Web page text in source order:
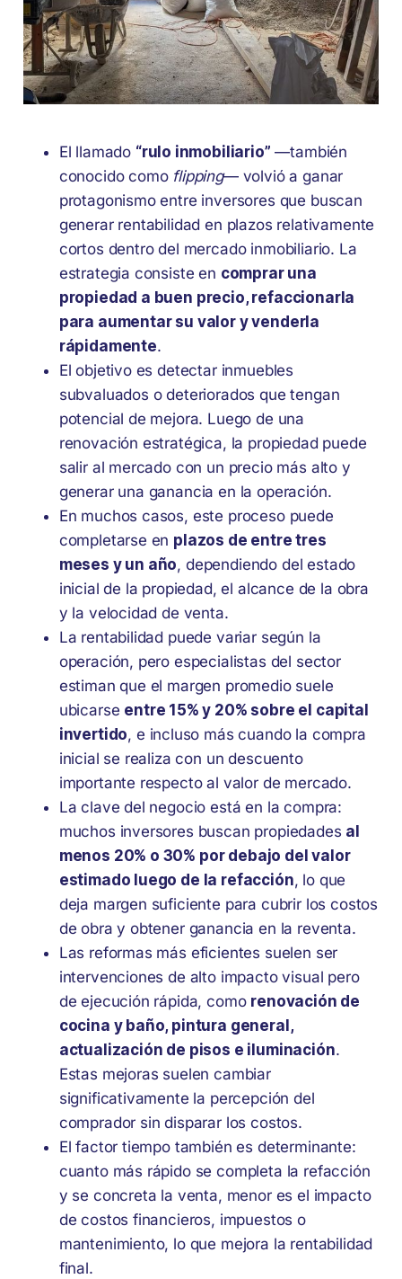
El llamado “rulo inmobiliario” —también
conocido como flipping— volvió a ganar
protagonismo entre inversores que buscan
generar rentabilidad en plazos relativamente
cortos dentro del mercado inmobiliario. La
estrategia consiste en comprar una
propiedad a buen precio, refaccionarla
para aumentar su valor y venderla
rápidamente.
El objetivo es detectar inmuebles
subvaluados o deteriorados que tengan
potencial de mejora. Luego de una
renovación estratégica, la propiedad puede
salir al mercado con un precio más alto y
generar una ganancia en la operación.
En muchos casos, este proceso puede
completarse en plazos de entre tres
meses y un año, dependiendo del estado
inicial de la propiedad, el alcance de la obra
y la velocidad de venta.
La rentabilidad puede variar según la
operación, pero especialistas del sector
estiman que el margen promedio suele
ubicarse entre 15% y 20% sobre el capital
invertido, e incluso más cuando la compra
inicial se realiza con un descuento
importante respecto al valor de mercado.
La clave del negocio está en la compra:
muchos inversores buscan propiedades al
menos 20% o 30% por debajo del valor
estimado luego de la refacción, lo que
deja margen suficiente para cubrir los costos
de obra y obtener ganancia en la reventa.
Las reformas más eficientes suelen ser
intervenciones de alto impacto visual pero
de ejecución rápida, como renovación de
cocina y baño, pintura general,
actualización de pisos e iluminación.
Estas mejoras suelen cambiar
significativamente la percepción del
comprador sin disparar los costos.
El factor tiempo también es determinante:
cuanto más rápido se completa la refacción
y se concreta la venta, menor es el impacto
de costos financieros, impuestos o
mantenimiento, lo que mejora la rentabilidad
final.